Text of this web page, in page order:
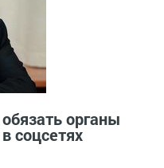
органы
соцсетях